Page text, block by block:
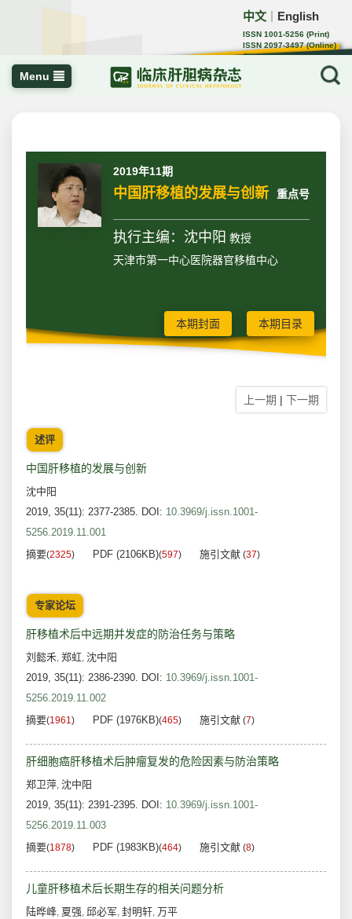
中文 English
ISSN 1001-5256 (Print)
ISSN 2097-3497 (Online)
CN 22-1108/R
Menu
2019年11期
中国肝移植的发展与创新 重点号
执行主编：沈中阳 教授
天津市第一中心医院器官移植中心
本期封面 本期目录
上一期 | 下一期
述评
中国肝移植的发展与创新
沈中阳
2019, 35(11): 2377-2385. DOI: 10.3969/j.issn.1001-
5256.2019.11.001
摘要(2325) PDF (2106KB)(597) 施引文献 (37)
专家论坛
肝移植术后中远期并发症的防治任务与策略
刘懿禾, 郑虹, 沈中阳
2019, 35(11): 2386-2390. DOI: 10.3969/j.issn.1001-
5256.2019.11.002
摘要(1961) PDF (1976KB)(465) 施引文献 (7)
肝细胞癌肝移植术后肿瘤复发的危险因素与防治策略
郑卫萍, 沈中阳
2019, 35(11): 2391-2395. DOI: 10.3969/j.issn.1001-
5256.2019.11.003
摘要(1878) PDF (1983KB)(464) 施引文献 (8)
儿童肝移植术后长期生存的相关问题分析
陆晔峰, 夏强, 邱必军, 封明轩, 万平